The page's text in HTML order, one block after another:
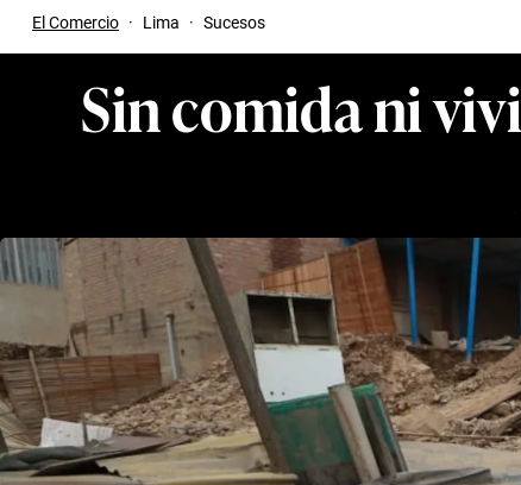
El Comercio · Lima · Sucesos
Sin comida ni